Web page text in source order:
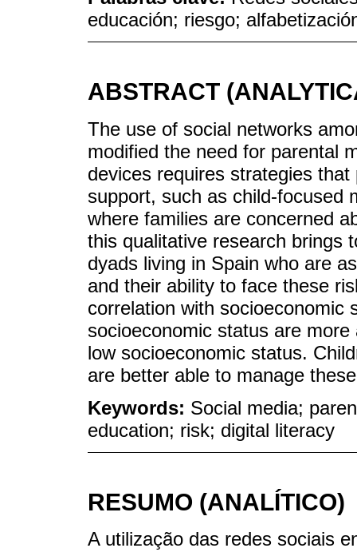
educación; riesgo;
ABSTRACT
The use of social networks
modified the need for parental
devices requires strategies
support, such as child-focused
where families are concerned
this qualitative research brings
dyads living in Spain who are
and their ability to face these
correlation with socioeconomic
socioeconomic status are
low socioeconomic status.
are better able to manage
Keywords: Social media;
education; risk; digital literacy
RESUMO (ANALÍTICO)
A utilização das redes sociais